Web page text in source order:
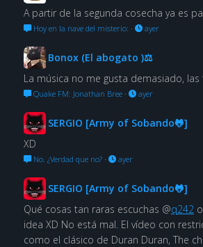
A partir de la segunda cosecha ya es
Hoy en la nave del misterio: · ayer
Bonox (El abogato )⚖
La música no me gusta demasiado, las
Quake FM: Jonathan Bree· ayer
SERGIO [Army of Sobando🐸]
XD
No. ¿Verdad que no?· ayer
SERGIO [Army of Sobando🐸]
Qué cosas tan raras escuchas @q242
idea XD No está mal. El vídeo con
como el clásico de Duran Duran, The